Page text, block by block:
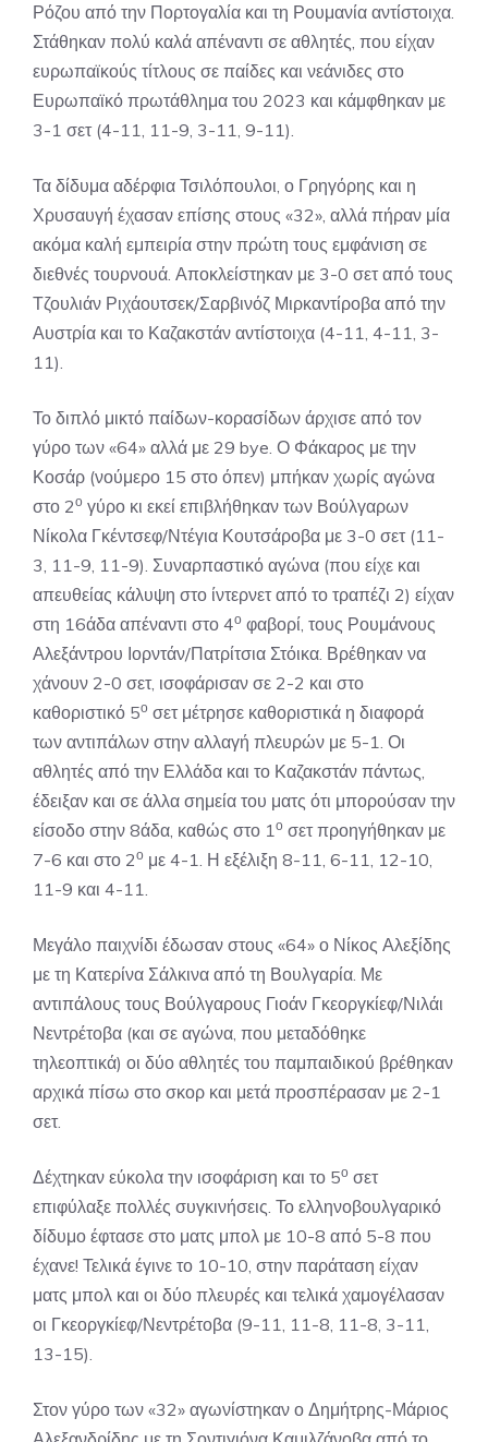
Ρόζου από την Πορτογαλία και τη Ρουμανία αντίστοιχα.
Στάθηκαν πολύ καλά απέναντι σε αθλητές, που είχαν
ευρωπαϊκούς τίτλους σε παίδες και νεάνιδες στο
Ευρωπαϊκό πρωτάθλημα του 2023 και κάμφθηκαν με
3-1 σετ (4-11, 11-9, 3-11, 9-11).
Τα δίδυμα αδέρφια Τσιλόπουλοι, ο Γρηγόρης και η
Χρυσαυγή έχασαν επίσης στους «32», αλλά πήραν μία
ακόμα καλή εμπειρία στην πρώτη τους εμφάνιση σε
διεθνές τουρνουά. Αποκλείστηκαν με 3-0 σετ από τους
Τζουλιάν Ριχάουτσεκ/Σαρβινόζ Μιρκαντίροβα από την
Αυστρία και το Καζακστάν αντίστοιχα (4-11, 4-11, 3-
11).
Το διπλό μικτό παίδων-κορασίδων άρχισε από τον
γύρο των «64» αλλά με 29 bye. Ο Φάκαρος με την
Κοσάρ (νούμερο 15 στο όπεν) μπήκαν χωρίς αγώνα
στο 2ο γύρο κι εκεί επιβλήθηκαν των Βούλγαρων
Νίκολα Γκέντσεφ/Ντέγια Κουτσάροβα με 3-0 σετ (11-
3, 11-9, 11-9). Συναρπαστικό αγώνα (που είχε και
απευθείας κάλυψη στο ίντερνετ από το τραπέζι 2) είχαν
στη 16άδα απέναντι στο 4ο φαβορί, τους Ρουμάνους
Αλεξάντρου Ιορντάν/Πατρίτσια Στόικα. Βρέθηκαν να
χάνουν 2-0 σετ, ισοφάρισαν σε 2-2 και στο
καθοριστικό 5ο σετ μέτρησε καθοριστικά η διαφορά
των αντιπάλων στην αλλαγή πλευρών με 5-1. Οι
αθλητές από την Ελλάδα και το Καζακστάν πάντως,
έδειξαν και σε άλλα σημεία του ματς ότι μπορούσαν την
είσοδο στην 8άδα, καθώς στο 1ο σετ προηγήθηκαν με
7-6 και στο 2ο με 4-1. Η εξέλιξη 8-11, 6-11, 12-10,
11-9 και 4-11.
Μεγάλο παιχνίδι έδωσαν στους «64» ο Νίκος Αλεξίδης
με τη Κατερίνα Σάλκινα από τη Βουλγαρία. Με
αντιπάλους τους Βούλγαρους Γιοάν Γκεοργκίεφ/Νιλάι
Νεντρέτοβα (και σε αγώνα, που μεταδόθηκε
τηλεοπτικά) οι δύο αθλητές του παμπαιδικού βρέθηκαν
αρχικά πίσω στο σκορ και μετά προσπέρασαν με 2-1
σετ.
Δέχτηκαν εύκολα την ισοφάριση και το 5ο σετ
επιφύλαξε πολλές συγκινήσεις. Το ελληνοβουλγαρικό
δίδυμο έφτασε στο ματς μπολ με 10-8 από 5-8 που
έχανε! Τελικά έγινε το 10-10, στην παράταση είχαν
ματς μπολ και οι δύο πλευρές και τελικά χαμογέλασαν
οι Γκεοργκίεφ/Νεντρέτοβα (9-11, 11-8, 11-8, 3-11,
13-15).
Στον γύρο των «32» αγωνίστηκαν ο Δημήτρης-Μάριος